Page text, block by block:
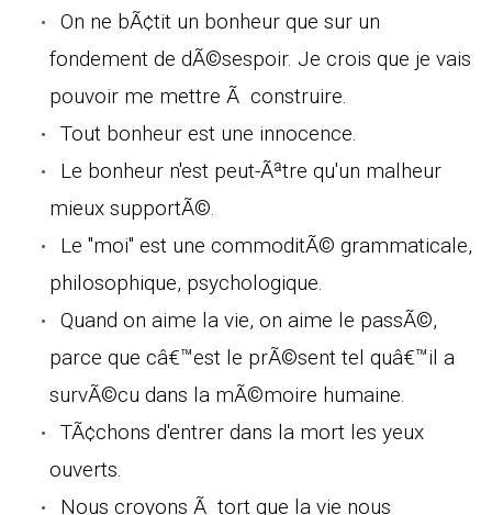
On ne bÃ¢tit un bonheur que sur un
fondement de dÃ©sespoir. Je crois que je vais
pouvoir me mettre Ã construire.
Tout bonheur est une innocence.
Le bonheur n'est peut-Ãªtre qu'un malheur
mieux supportÃ©.
Le "moi" est une commoditÃ© grammaticale,
philosophique, psychologique.
Quand on aime la vie, on aime le passÃ©,
parce que câ€™est le prÃ©sent tel quâ€™il a
survÃ©cu dans la mÃ©moire humaine.
TÃ¢chons d'entrer dans la mort les yeux
ouverts.
Nous croyons Ã tort que la vie nous